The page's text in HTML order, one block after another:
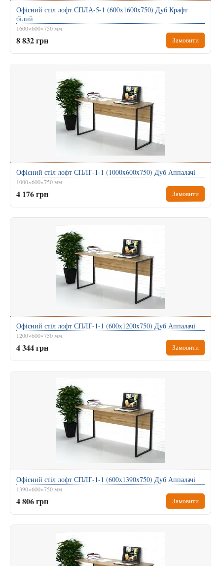
Офісний стіл лофт СПЛА-5-1 (600x1600x750) Дуб Крафт
білий
1600×600×750 мм
8 832 грн Замовити
Офісний стіл лофт СПЛГ-1-1 (1000x600x750) Дуб Аппалачі
1000×600×750 мм
4 176 грн Замовити
Офісний стіл лофт СПЛГ-1-1 (600x1200x750) Дуб Аппалачі
1200×600×750 мм
4 344 грн Замовити
Офісний стіл лофт СПЛГ-1-1 (600x1390x750) Дуб Аппалачі
1390×600×750 мм
4 806 грн Замовити